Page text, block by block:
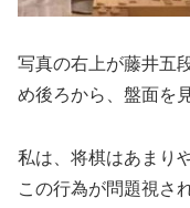
写真の右上が藤井五
め後ろから、盤面を
私は、将棋はあまり
この行為が問題視さ